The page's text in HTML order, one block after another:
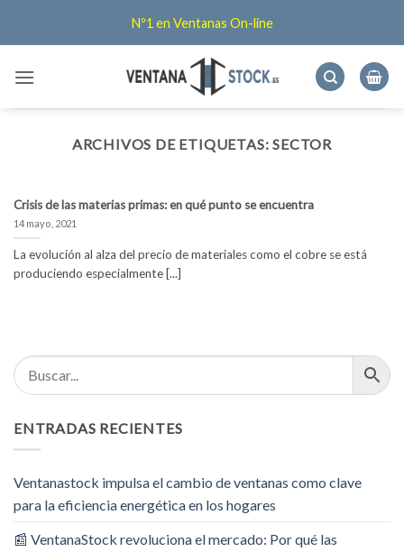
Nº1 en Ventanas On-line
ARCHIVOS DE ETIQUETAS:SECTOR
Crisis de las materias primas: en qué punto se encuentra
14 mayo, 2021
La evolución al alza del precio de materiales como el cobre se está
produciendo especialmente [...]
ENTRADAS RECIENTES
Ventanastock impulsa el cambio de ventanas como clave
para la eficiencia energética en los hogares
📰 VentanaStock revoluciona el mercado: Por qué las